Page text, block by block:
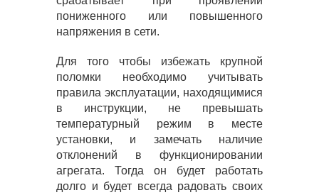
пониженного или повышенного
напряжения в сети.
Для того чтобы избежать крупной
поломки необходимо учитывать
правила эксплуатации, находящимися
в инструкции, не превышать
температурный режим в месте
установки, и замечать наличие
отклонений в функционировании
агрегата. Тогда он будет работать
долго и будет всегда радовать своих